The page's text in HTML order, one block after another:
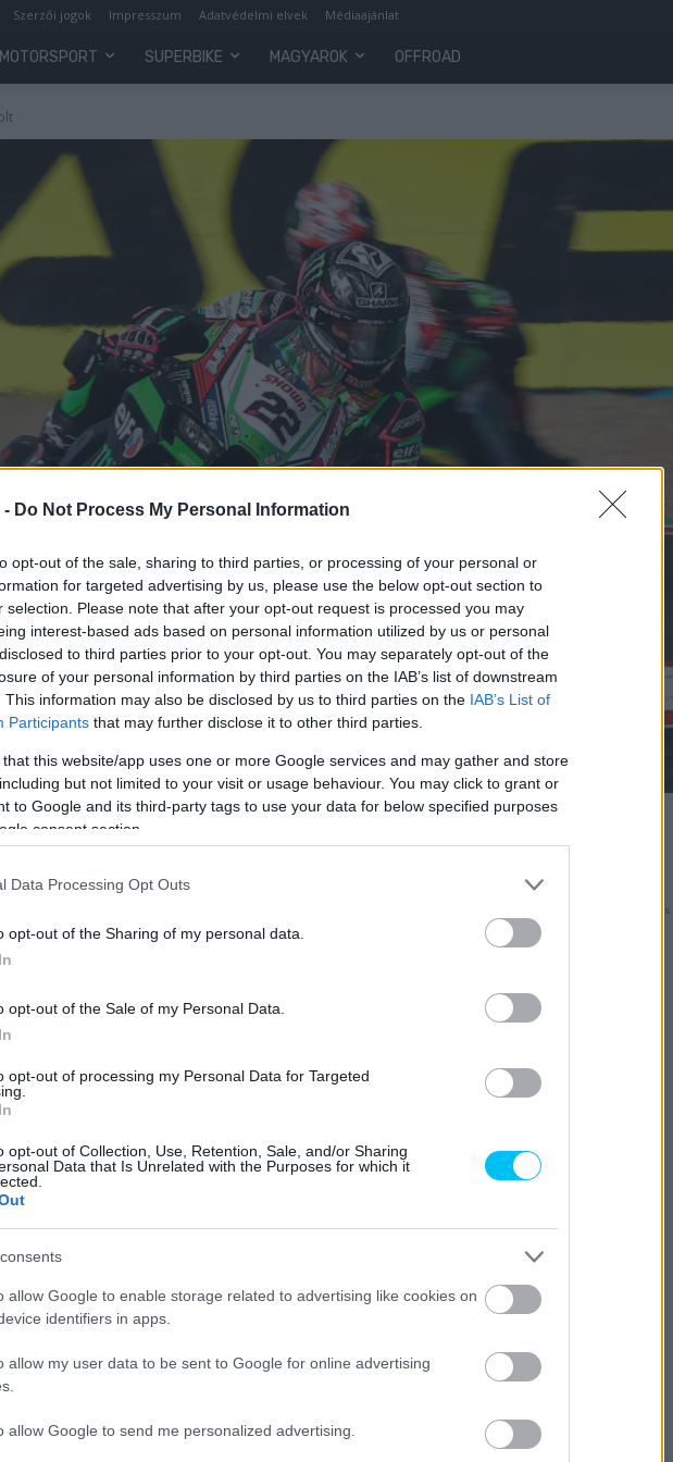
- Do Not Process My Personal Information
opt-out of the sale, sharing to third parties, or processing of your personal or
for targeted advertising by us, please use the below opt-out section to
selection. Please note that after your opt-out request is processed you may
interest-based ads based on personal information utilized by us or personal
to third parties prior to your opt-out. You may separately opt-out of the
of your personal information by third parties on the IAB’s list of downstream
This information may also be disclosed by us to third parties on the IAB’s List of
Participants that may further disclose it to other third parties.
that this website/app uses one or more Google services and may gather and store
but not limited to your visit or usage behaviour. You may click to grant or
to Google and its third-party tags to use your data for below specified purposes
consent section.
Data Processing Opt Outs
opt-out of the Sharing of my personal data.
opt-out of the Sale of my Personal Data.
opt-out of processing my Personal Data for Targeted
opt-out of Collection, Use, Retention, Sale, and/or Sharing
Data that Is Unrelated with the Purposes for which it
allow Google to enable storage related to advertising like cookies on
identifiers in apps.
allow my user data to be sent to Google for online advertising
allow Google to send me personalized advertising.
Szerzői jogok Impresszum Adatvédelmi elvek Médiaajánlat
MOTORSPORT SUPERBIKE MAGYAROK OFFROAD
hétvége volt
számára. Alex Lowes azonban három negyedik
eddigi legjobb versenyhétvégéjét
negyedik hellyel ez egy szolid hétvége volt”–
kicsit a Showa lengéscsillapítón, ami sokkal jobb
volt az első versenyhétvége, ahol ezt használtuk.
is tisztességes munkát fogok végezni.”
küzdött, és a futamokon is csak az első
- Hirdetés -